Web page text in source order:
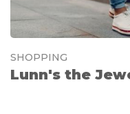
SHOPPING
Lunn's the